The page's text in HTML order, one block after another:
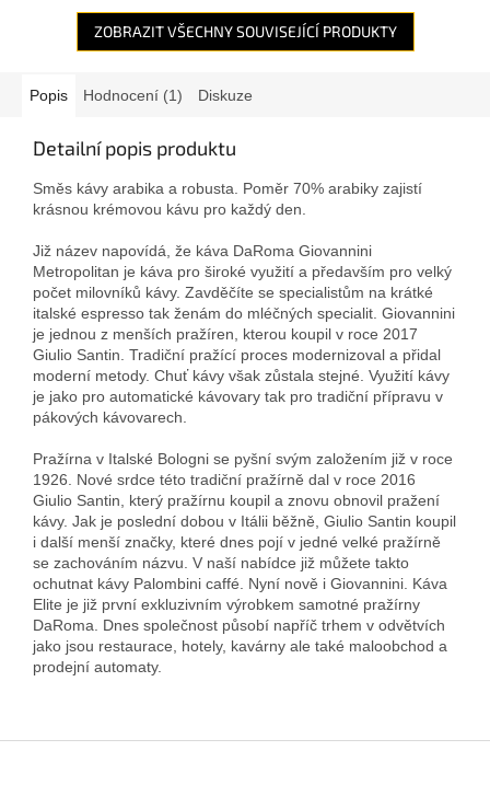
ZOBRAZIT VŠECHNY SOUVISEJÍCÍ PRODUKTY
Popis Hodnocení (1) Diskuze
Detailní popis produktu
Směs kávy arabika a robusta. Poměr 70% arabiky zajistí
krásnou krémovou kávu pro každý den.
Již název napovídá, že káva DaRoma Giovannini
Metropolitan je káva pro široké využití a předavším pro velký
počet milovníků kávy. Zavděčíte se specialistům na krátké
italské espresso tak ženám do mléčných specialit. Giovannini
je jednou z menších pražíren, kterou koupil v roce 2017
Giulio Santin. Tradiční pražící proces modernizoval a přidal
moderní metody. Chuť kávy však zůstala stejné. Využití kávy
je jako pro automatické kávovary tak pro tradiční přípravu v
pákových kávovarech.
Pražírna v Italské Bologni se pyšní svým založením již v roce
1926. Nové srdce této tradiční pražírně dal v roce 2016
Giulio Santin, který pražírnu koupil a znovu obnovil pražení
kávy. Jak je poslední dobou v Itálii běžně, Giulio Santin koupil
i další menší značky, které dnes pojí v jedné velké pražírně
se zachováním názvu. V naší nabídce již můžete takto
ochutnat kávy Palombini caffé. Nyní nově i Giovannini. Káva
Elite je již první exkluzivním výrobkem samotné pražírny
DaRoma. Dnes společnost působí napříč trhem v odvětvích
jako jsou restaurace, hotely, kavárny ale také maloobchod a
prodejní automaty.